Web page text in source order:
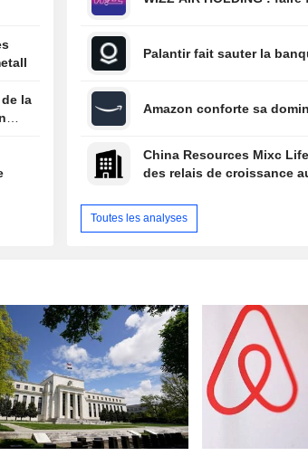
la
Palantir fait sauter la
Amazon conforte sa
China Resources Mixc
des relais de croissance
Toutes les analyses